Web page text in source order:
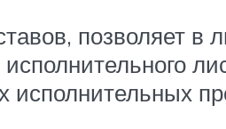
позволяет в